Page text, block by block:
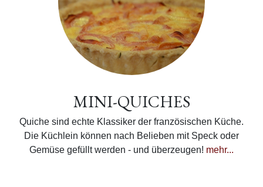
MINI-QUICHES
Quiche sind echte Klassiker der französischen Küche.
Die Küchlein können nach Belieben mit Speck oder
Gemüse gefüllt werden - und überzeugen! mehr...